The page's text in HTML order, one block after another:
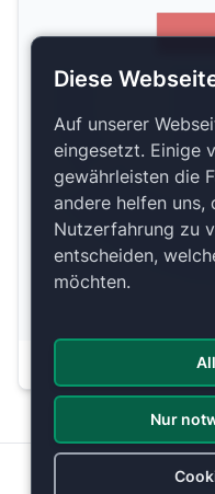
Diese
Auf unserer
eingesetzt. Einige
gewährleisten die
andere helfen uns,
Nutzerfahrung zu
entscheiden,
möchten.
Nur